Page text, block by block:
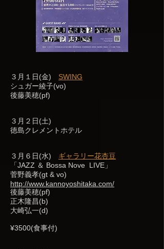
３月１日(金) SWING
シュガー綾子(vo)
後藤美穂(pf)
３月２日(土)
徳島クレメントホテル
３月６日(水) ギャラリー花杏豆
「JAZZ ＆ Bossa Nove LIVE」
菅野義孝(gt & vo)
http://www.kannoyoshitaka.com/
後藤美穂(pf)
正木隆昌(b)
大崎弘一(d)
¥3500(食事付)